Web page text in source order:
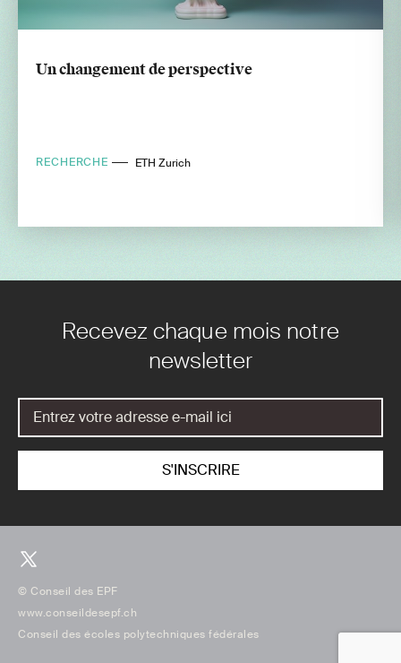
Un changement de perspective
RECHERCHE ETH Zurich
Recevez chaque mois notre
newsletter
© Conseil des EPF
www.conseildesepf.ch
Conseil des écoles polytechniques fédérales